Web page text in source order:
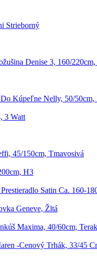
Strieborný
Denise 3, 160/
Kúpeľne Nelly, 50/50cm,
3 Watt
45/150cm, Tmavosivá
H3
Satin Ca. 160-
Geneve, Žltá
Maxima, 40/60cm,
-Cenový Trhák, 33/45